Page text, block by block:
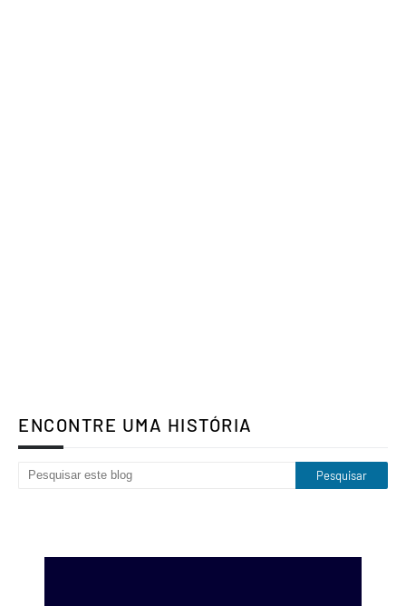
ENCONTRE UMA HISTÓRIA